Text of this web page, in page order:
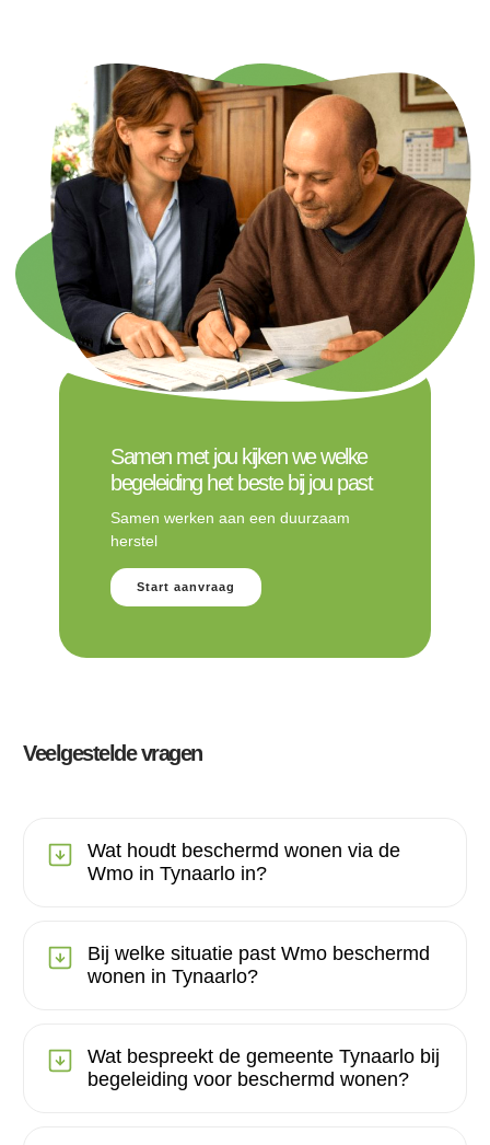
Samen met jou kijken we welke
begeleiding het beste bij jou past
Samen werken aan een duurzaam
herstel
Start aanvraag
Veelgestelde vragen
Wat houdt beschermd wonen via de
Wmo in Tynaarlo in?
Bij welke situatie past Wmo beschermd
wonen in Tynaarlo?
Wat bespreekt de gemeente Tynaarlo bij
begeleiding voor beschermd wonen?